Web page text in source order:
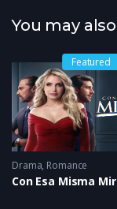
You may
2025
Featured
Drama, Romance
Con Esa Misma